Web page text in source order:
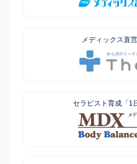
メディックス直
セラピスト育成「1